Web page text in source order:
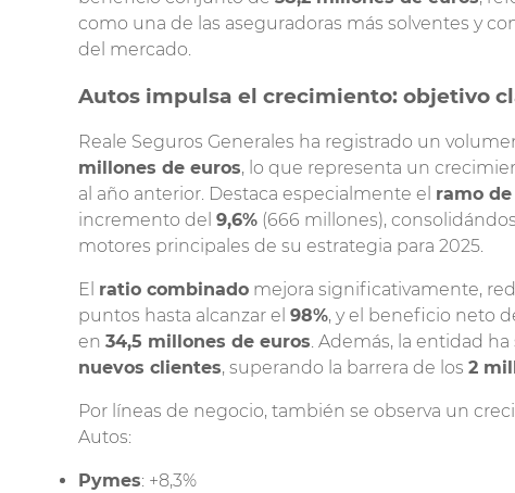
Seguro para Patinete
como una de las aseguradoras más solventes y
del mercado.
Autos impulsa el crecimiento: objetivo
Reale Seguros Generales ha registrado un
millones de euros, lo que representa un
al año anterior. Destaca especialmente el ramo
incremento del 9,6% (666 millones),
motores principales de su estrategia para 2025.
El ratio combinado mejora significativamente,
puntos hasta alcanzar el 98%, y el beneficio neto
en 34,5 millones de euros. Además, la entidad
nuevos clientes, superando la barrera de los 2
Por líneas de negocio, también se observa un
Autos:
Pymes: +8,3%